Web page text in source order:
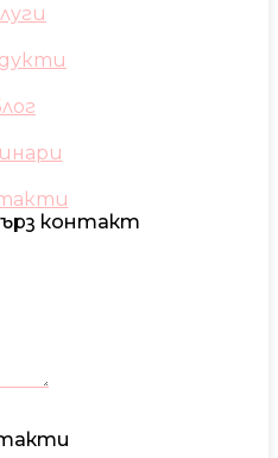
контакт